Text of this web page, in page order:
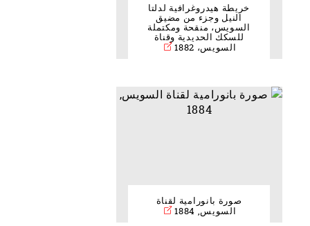
خريطة هيدروغرافية لدلتا
النيل وجزء من مضيق
السويس، منقحة ومكتملة
للسكك الحديدية وقناة
السويس، 1882
صورة بانورامية لقناة
السويس, 1884